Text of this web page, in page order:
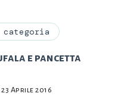
categoria
e pancetta
23 Aprile 2016